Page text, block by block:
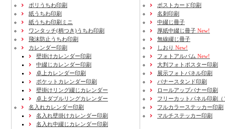
ポリうちわ印刷
紙うちわ印刷
紙うちわ印刷ミニ
ワンタッチ(柄つき)うちわ印刷
飛沫防止うちわ印刷
カレンダー印刷
壁掛けカレンダー印刷
中綴じカレンダー印刷
卓上カレンダー印刷
ポケットカレンダー印刷
壁掛けリング綴じカレンダー
卓上ダブルリングカレンダー
名入れカレンダー印刷
名入れ壁掛けカレンダー印刷
名入れ中綴じカレンダー印刷
ポストカード印刷
名刺印刷
中綴じ冊子
厚紙中綴じ冊子 New!
無線綴じ冊子
しおり New!
フォトアルバム New!
大判フォトポスター印刷
展示フォトパネル印刷
バナースタンド印刷
ロールアップバナー印刷
フリーカットパネル印刷（
フルカラーステッカー印刷
マルチステッカー印刷